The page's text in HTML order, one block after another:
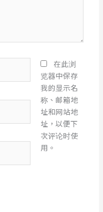
在此浏
览器中保存
我的显示名
称、邮箱地
址和网站地
址，以便下
次评论时使
用。